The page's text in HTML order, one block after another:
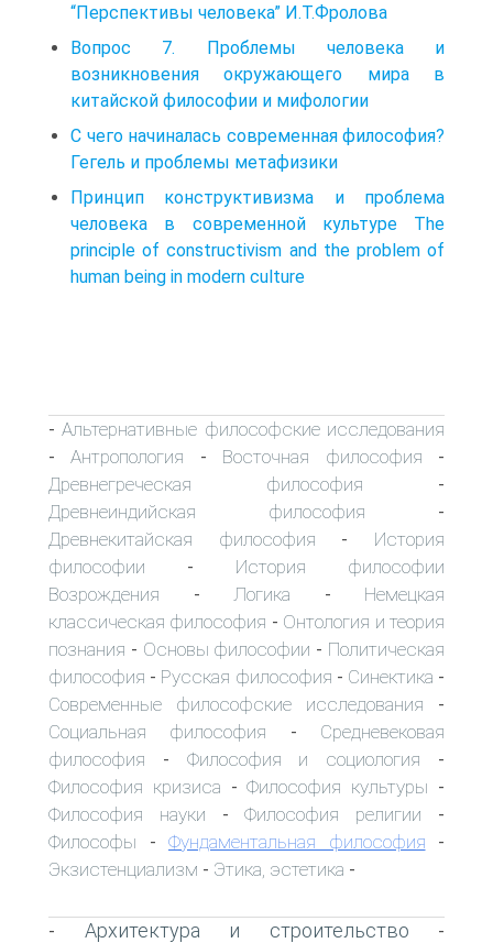
“Перспективы человека” И.Т.Фролова
Вопрос 7. Проблемы человека и
возникновения окружающего мира в
китайской философии и мифологии
С чего начиналась современная философия?
Гегель и проблемы метафизики
Принцип конструктивизма и проблема
человека в современной культуре The
principle of constructivism and the problem of
human being in modern culture
-Альтернативные философские исследования
-Антропология - Восточная философия -
Древнегреческая философия -
Древнеиндийская философия -
Древнекитайская философия - История
философии - История философии
Возрождения - Логика - Немецкая
классическая философия - Онтология и теория
познания - Основы философии - Политическая
философия - Русская философия - Синектика -
Современные философские исследования -
Социальная философия - Средневековая
философия - Философия и социология -
Философия кризиса -Философия культуры -
Философия науки -Философия религии -
Философы - Фундаментальная философия -
Экзистенциализм - Этика, эстетика -
- Архитектура и строительство -